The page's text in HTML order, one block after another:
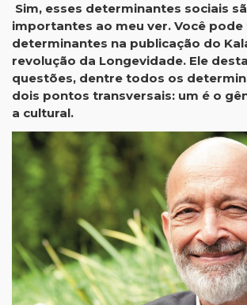
Sim, esses determinantes sociais
importantes ao meu ver. Você
determinantes na publicação do
revolução da Longevidade. Ele
questões, dentre todos os
dois pontos transversais: um é o
a cultural.